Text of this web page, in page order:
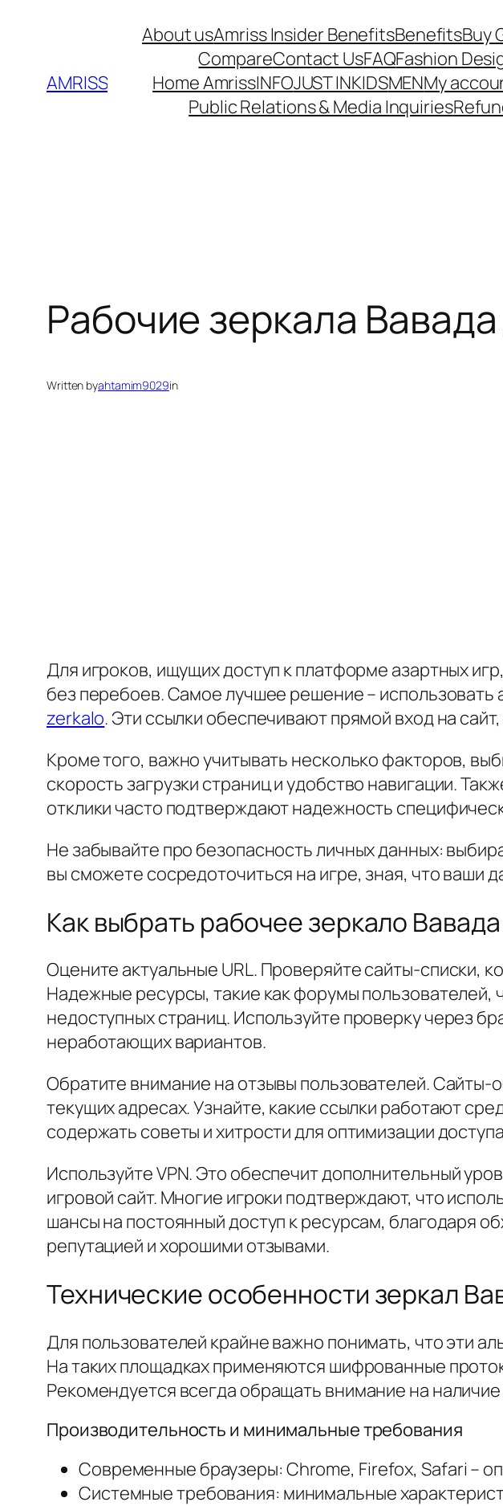
AMRISS
About usAmriss Insider BenefitsBenefitsBuy
CompareContact UsFAQFashion
Home AmrissINFOJUST INKIDSMENMy
Public Relations & Media Inquiries
Рабочие зеркала
Written byahtamim9029in
Для игроков, ищущих доступ к платформе азартных
без перебоев. Самое лучшее решение – использовать
zerkalo. Эти ссылки обеспечивают прямой вход на
Кроме того, важно учитывать несколько факторов,
скорость загрузки страниц и удобство навигации.
отклики часто подтверждают надежность
Не забывайте про безопасность личных данных:
вы сможете сосредоточиться на игре, зная, что ваши
Как выбрать рабочее зеркало
Оцените актуальные URL. Проверяйте сайты-списки,
Надежные ресурсы, такие как форумы пользователей,
недоступных страниц. Используйте проверку через
неработающих вариантов.
Обратите внимание на отзывы пользователей. Сайты-
текущих адресах. Узнайте, какие ссылки работают
содержать советы и хитрости для оптимизации
Используйте VPN. Это обеспечит дополнительный
игровой сайт. Многие игроки подтверждают, что
шансы на постоянный доступ к ресурсам, благодаря
репутацией и хорошими отзывами.
Технические особенности зеркал
Для пользователей крайне важно понимать, что эти
На таких площадках применяются шифрованные
Рекомендуется всегда обращать внимание на
Производительность и минимальные требования
Современные браузеры: Chrome, Firefox, Safari –
Системные требования: минимальные